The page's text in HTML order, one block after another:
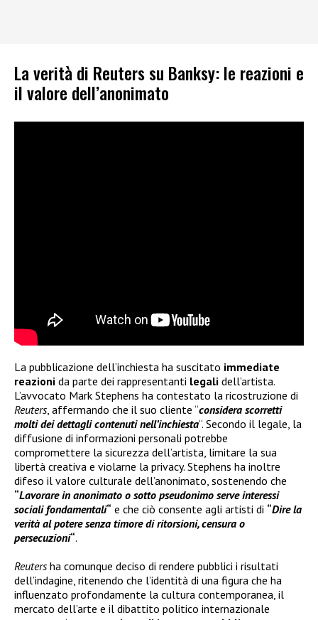
La verità di Reuters su Banksy: le reazioni e
il valore dell’anonimato
La pubblicazione dell’inchiesta ha suscitato immediate
reazioni da parte dei rappresentanti legali dell’artista.
L’avvocato Mark Stephens ha contestato la ricostruzione di
Reuters, affermando che il suo cliente “considera scorretti
molti dei dettagli contenuti nell’inchiesta“. Secondo il legale, la
diffusione di informazioni personali potrebbe
compromettere la sicurezza dell’artista, limitare la sua
libertà creativa e violarne la privacy. Stephens ha inoltre
difeso il valore culturale dell’anonimato, sostenendo che
“Lavorare in anonimato o sotto pseudonimo serve interessi
sociali fondamentali“ e che ciò consente agli artisti di “Dire la
verità al potere senza timore di ritorsioni, censura o
persecuzioni“.
Reutersha comunque deciso di rendere pubblici i risultati
dell’indagine, ritenendo che l’identità di una figura che ha
influenzato profondamente la cultura contemporanea, il
mercato dell’arte e il dibattito politico internazionale